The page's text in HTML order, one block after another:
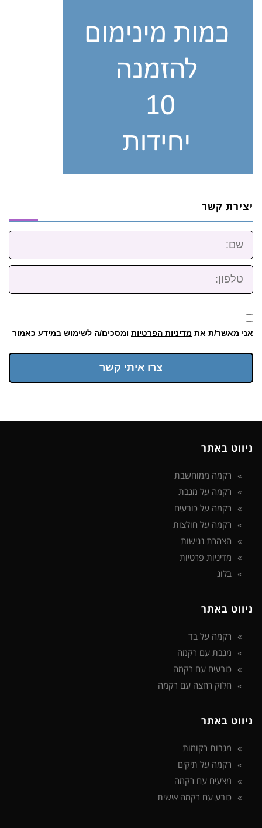
יצירת קשר
שם:
טלפון:
אני מאשר/ת את מדיניות הפרטיות ומסכים/ה לשימוש במידע כאמור
צרו איתי קשר
ניווט באתר
רקמה ממוחשבת
רקמה על מגבת
רקמה על כובעים
רקמה על חולצות
הצהרת נגישות
מדיניות פרטיות
בלוג
ניווט באתר
רקמה על בד
מגבת עם רקמה
כובעים עם רקמה
חלוק רחצה עם רקמה
ניווט באתר
מגבות רקומות
רקמה על תיקים
מצעים עם רקמה
כובע עם רקמה אישית